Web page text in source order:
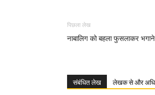
पिछला लेख
नाबालिग को बहला फुसलाकर
संबंधित लेख लेखक से और